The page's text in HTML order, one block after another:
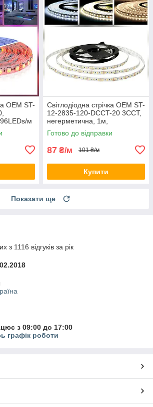
OEM ST-
м
Світлодіодна стрічка OEM ST-
12-2835-120-DCCT-20 3CCT,
негерметична, 1м,
РЕГУЛЮВАННЯ
КОЛЬОРОВОЇ
7500K
Готово до відправки
87 ₴/м 101 ₴/м
Купити
Показати ще
з 1116 відгуків за рік
з 09:00 до 17:00
графік роботи